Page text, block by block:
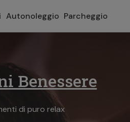
Autonoleggio Parcheggio
Benessere
di puro relax